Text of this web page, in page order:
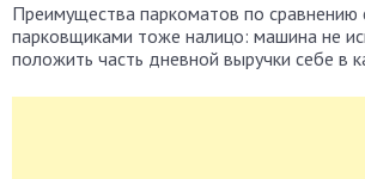
Преимущества паркоматов по
парковщиками тоже налицо: машина не
положить часть дневной выручки себе в